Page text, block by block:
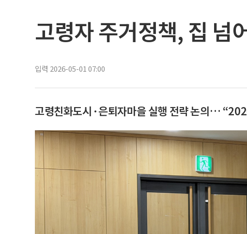
고령자 주거정책, 집 넘
입력 2026-05-01 07:00
고령친화도시·은퇴자마을 실행 전략 논의…